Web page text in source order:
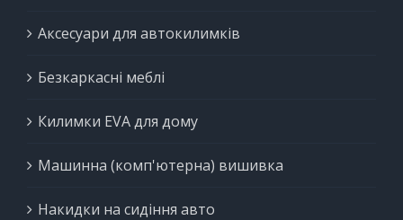
Аксесуари для автокилимків
Безкаркасні меблі
Килимки EVA для дому
Машинна (комп'ютерна) вишивка
Накидки на сидіння авто